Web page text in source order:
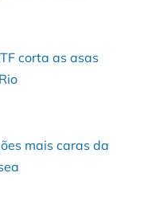
corta as asas
mais caras da